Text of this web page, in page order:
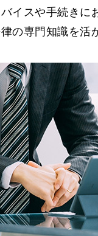
イスや手続きに
の専門知識を活